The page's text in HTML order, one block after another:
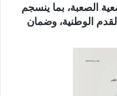
الصعبة، بما ينسجم
الوطنية، وضمان